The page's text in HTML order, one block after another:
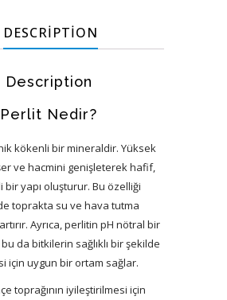
DESCRIPTION
Description
Perlit Nedir?
kökenli bir mineraldir. Yüksek
ve hacmini genişleterek hafif,
bir yapı oluşturur. Bu özelliği
toprakta su ve hava tutma
Ayrıca, perlitin pH nötral bir
bu da bitkilerin sağlıklı bir şekilde
için uygun bir ortam sağlar.
toprağının iyileştirilmesi için